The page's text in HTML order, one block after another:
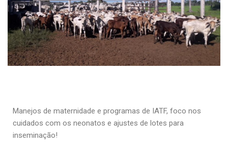
Manejos de maternidade e programas de IATF, foco nos
cuidados com os neonatos e ajustes de lotes para
inseminação!